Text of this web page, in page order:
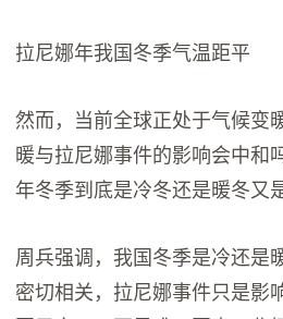
拉尼娜年我国冬季气温距平
然而，当前全球正处于气候变
暖与拉尼娜事件的影响会中和
年冬季到底是冷冬还是暖冬又
周兵强调，我国冬季是冷还是
密切相关，拉尼娜事件只是影